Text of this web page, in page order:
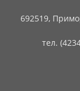
692519,
тел.